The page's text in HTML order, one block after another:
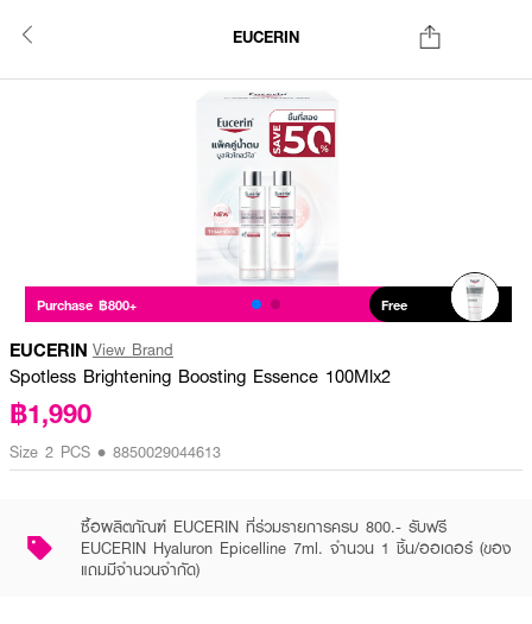
EUCERIN
Purchase ฿800+ Free
EUCERIN View Brand
Spotless Brightening Boosting Essence 100Mlx2
฿1,990
Size 2 PCS • 8850029044613
ซื้อผลิตภัณฑ์ EUCERIN ที่ร่วมรายการครบ 800.- รับฟรี
EUCERIN Hyaluron Epicelline 7ml. จำนวน 1 ชิ้น/ออเดอร์ (ของ
แถมมีจำนวนจำกัด)